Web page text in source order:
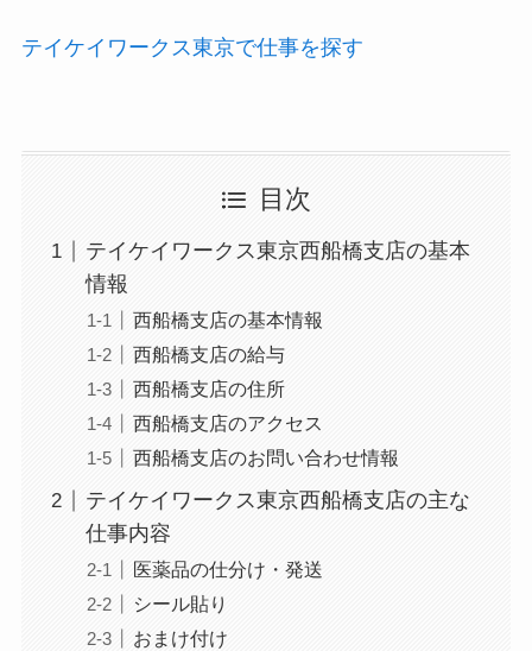
テイケイワークス東京で仕事を探す
目次
テイケイワークス東京西船橋支店の基本
情報
西船橋支店の基本情報
西船橋支店の給与
西船橋支店の住所
西船橋支店のアクセス
西船橋支店のお問い合わせ情報
テイケイワークス東京西船橋支店の主な
仕事内容
医薬品の仕分け・発送
シール貼り
おまけ付け